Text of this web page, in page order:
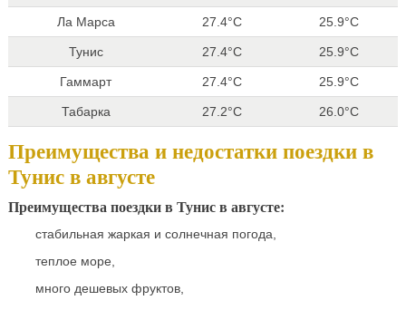
Ла Марса 27.4°C 25.9°C
Тунис 27.4°C 25.9°C
Гаммарт 27.4°C 25.9°C
Табарка 27.2°C 26.0°C
Преимущества и недостатки поездки в
Тунис в августе
Преимущества поездки в Тунис в августе:
стабильная жаркая и солнечная погода,
теплое море,
много дешевых фруктов,